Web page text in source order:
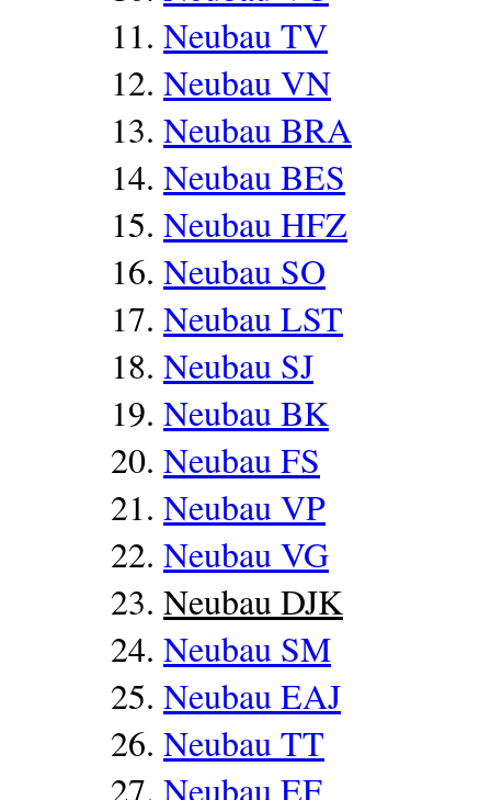
Neubau TV
Neubau VN
Neubau BRA
Neubau BES
Neubau HFZ
Neubau SO
Neubau LST
Neubau SJ
Neubau BK
Neubau FS
Neubau VP
Neubau VG
Neubau DJK
Neubau SM
Neubau EAJ
Neubau TT
Neubau EF